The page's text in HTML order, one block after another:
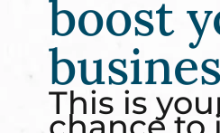
boost
This is